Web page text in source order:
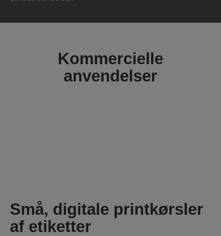
Kommercielle
anvendelser
Små, digitale printkørsler
af etiketter